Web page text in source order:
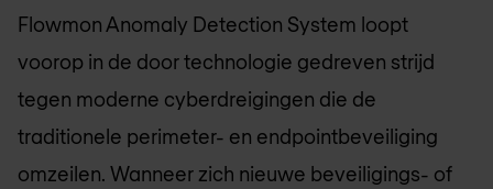
Flowmon Anomaly Detection System loopt
voorop in de door technologie gedreven strijd
tegen moderne cyberdreigingen die de
traditionele perimeter- en endpointbeveiliging
omzeilen. Wanneer zich nieuwe beveiligings- of